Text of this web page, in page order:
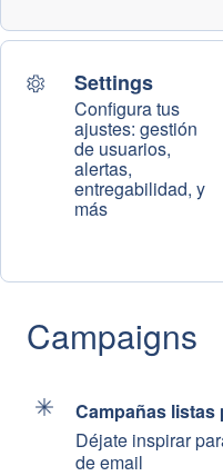
Settings
Configura tus
ajustes: gestión
de usuarios,
alertas,
entregabilidad, y
más
Campaigns
Campañas listas
Déjate inspirar
de email